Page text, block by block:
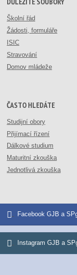
Školní řád
Žádosti, formuláře
ISIC
Stravování
Domov mládeže
ČASTO HLEDÁTE
Studijní obory
Přijímací řízení
Dálkové studium
Maturitní zkouška
Jednotlivá zkouška
Facebook GJB a
Instagram GJB a